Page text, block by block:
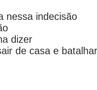
nessa indecisão
dizer
de casa e